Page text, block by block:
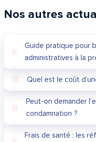
Nos autres
Guide pratique pour
administratives à la
Quel est le coût
Peut-on demander
condamnation ?
Frais de santé : les